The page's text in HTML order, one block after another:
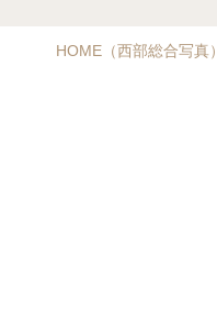
HOME （西部総合写真）